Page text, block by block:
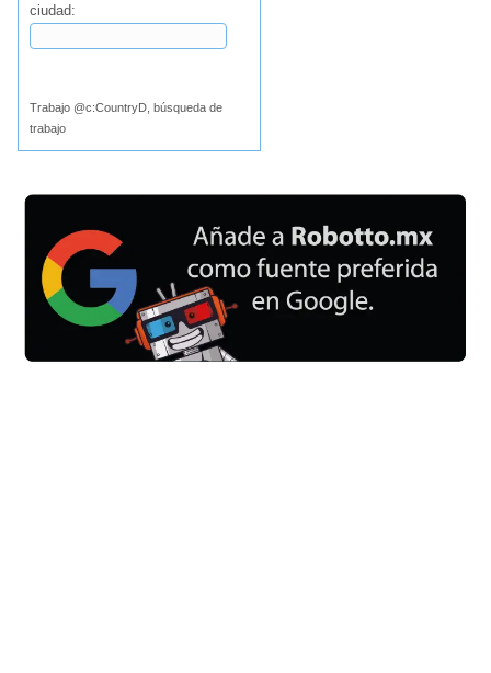
ciudad:
Trabajo @c:CountryD, búsqueda de
trabajo